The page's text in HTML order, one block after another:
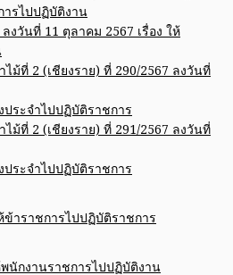
ารไปปฏิบัติงาน
งวันที่ 11 ตุลาคม 2567 เรื่อง ให้
ม้ที่ 2 (เชียงราย) ที่ 290/2567 ลงวันที่
ประจำไปปฏิบัติราชการ
ม้ที่ 2 (เชียงราย) ที่ 291/2567 ลงวันที่
ประจำไปปฏิบัติราชการ
ข้าราชการไปปฏิบัติราชการ
นักงานราชการไปปฏิบัติงาน